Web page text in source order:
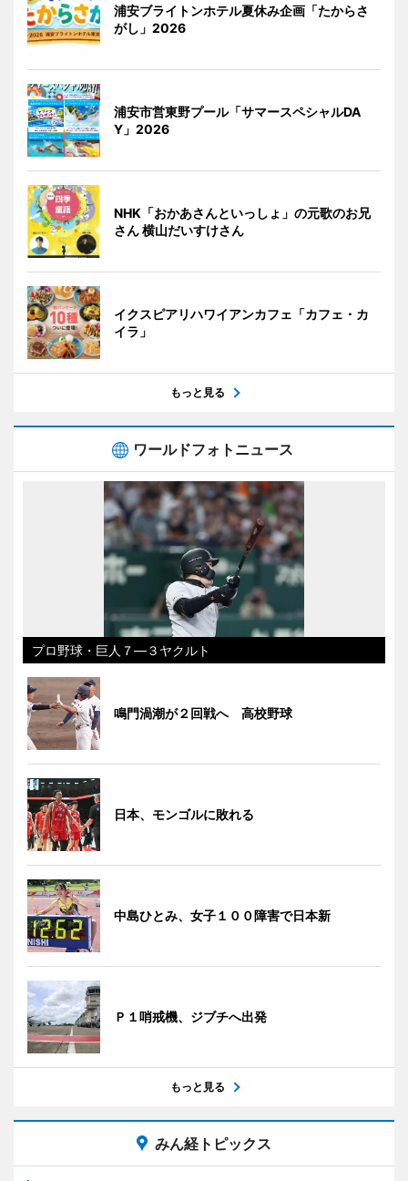
浦安ブライトンホテル夏休み企画「たからさ
がし」2026
浦安市営東野プール「サマースペシャルDA
Y」2026
NHK「おかあさんといっしょ」の元歌のお兄
さん 横山だいすけさん
イクスピアリハワイアンカフェ「カフェ・カ
イラ」
もっと見る
ワールドフォトニュース
プロ野球・巨人７―３ヤクルト
鳴門渦潮が２回戦へ 高校野球
日本、モンゴルに敗れる
中島ひとみ、女子１００障害で日本新
Ｐ１哨戒機、ジブチへ出発
もっと見る
みん経トピックス